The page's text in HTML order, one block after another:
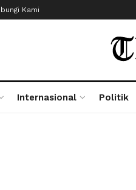
Kami
Internasional Politik